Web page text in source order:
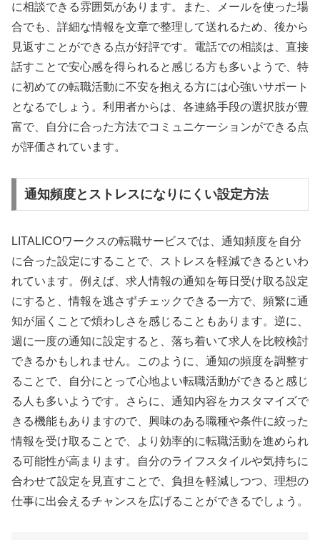
に相談できる雰囲気があります。また、メールを使った場
合でも、詳細な情報を文章で整理して送れるため、後から
見返すことができる点が好評です。電話での相談は、直接
話すことで安心感を得られると感じる方も多いようで、特
に初めての転職活動に不安を抱える方には心強いサポート
となるでしょう。利用者からは、各連絡手段の選択肢が豊
富で、自分に合った方法でコミュニケーションができる点
が評価されています。
通知頻度とストレスになりにくい設定方法
LITALICOワークスの転職サービスでは、通知頻度を自分
に合った設定にすることで、ストレスを軽減できるといわ
れています。例えば、求人情報の通知を毎日受け取る設定
にすると、情報を逃さずチェックできる一方で、頻繁に通
知が届くことで煩わしさを感じることもあります。逆に、
週に一度の通知に設定すると、落ち着いて求人を比較検討
できるかもしれません。このように、通知の頻度を調整す
ることで、自分にとって心地よい転職活動ができると感じ
る人も多いようです。さらに、通知内容をカスタマイズで
きる機能もありますので、興味のある職種や条件に絞った
情報を受け取ることで、より効率的に転職活動を進められ
る可能性が高まります。自分のライフスタイルや気持ちに
合わせて設定を見直すことで、負担を軽減しつつ、理想の
仕事に出会えるチャンスを広げることができるでしょう。